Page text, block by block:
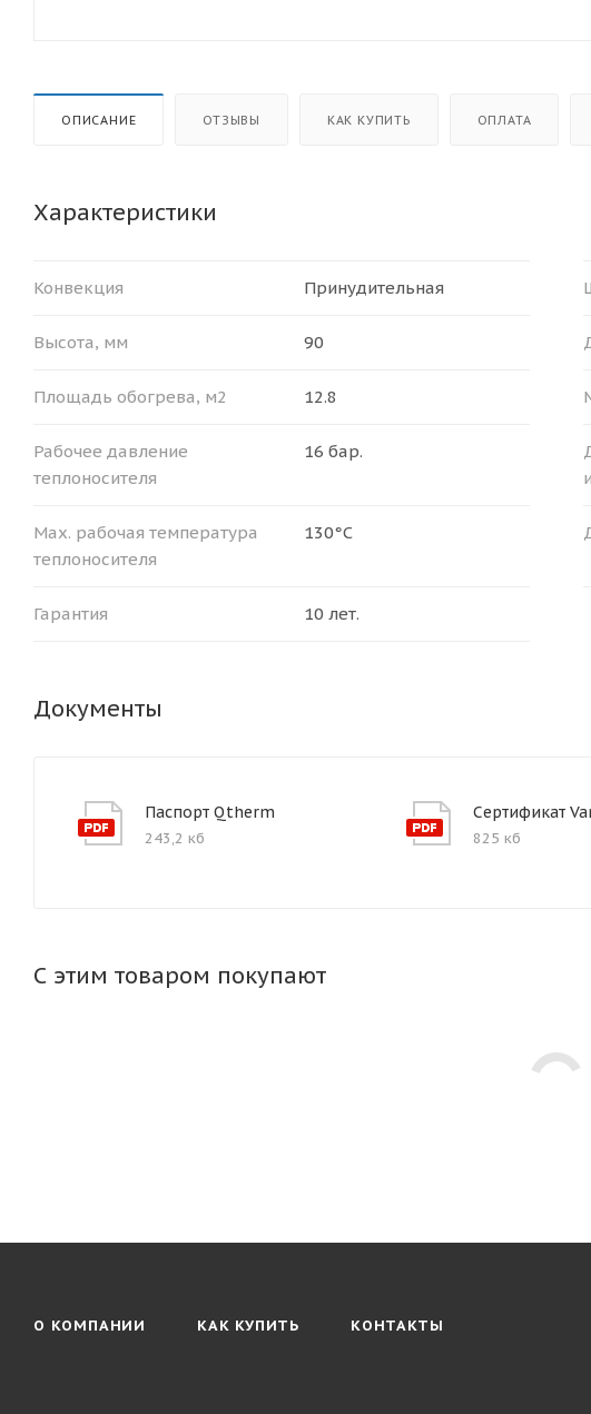
ОПИСАНИЕ ОТЗЫВЫ КАК КУПИТЬ ОПЛАТА
Характеристики
Конвекция Принудительная
Высота, мм 90
Площадь обогрева, м2 12.8
Рабочее давление
теплоносителя
16 бар.
Мax. рабочая температура
теплоносителя
130°С
Гарантия 10 лет.
Документы
Паспорт Qtherm
243,2 кб
Сертификат
825 кб
С этим товаром покупают
О КОМПАНИИ КАК КУПИТЬ КОНТАКТЫ